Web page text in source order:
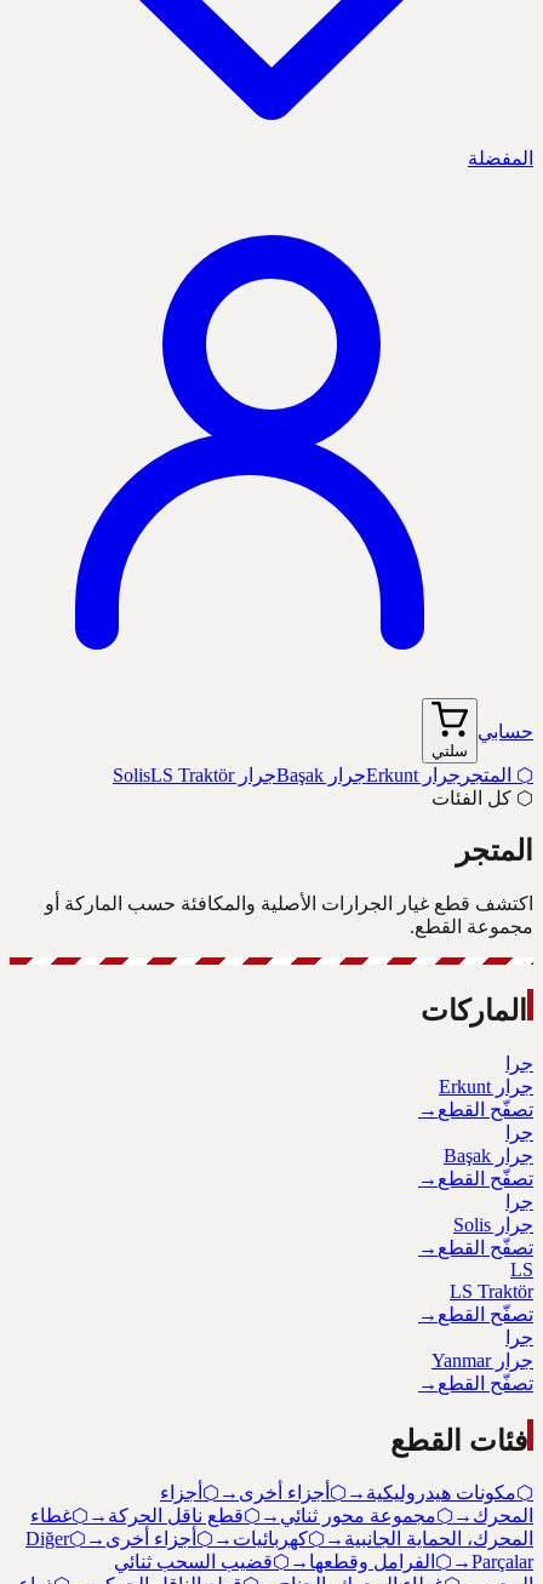
المفضلة
حسابي
سلتي
⬡ المتجر جرار Erkunt جرار Başak جرار SolisLS Traktör
⬡ كل الفئات
المتجر
اكتشف قطع غيار الجرارات الأصلية والمكافئة حسب الماركة أو
مجموعة القطع.
الماركات
جرا
جرار Erkunt
تصفّح القطع →
جرا
جرار Başak
تصفّح القطع →
جرا
جرار Solis
تصفّح القطع →
LS
LS Traktör
تصفّح القطع →
جرا
جرار Yanmar
تصفّح القطع →
فئات القطع
⬡مكونات هيدروليكية →
⬡ أجزاء أخرى →
⬡ أجزاء
المحرك →
⬡مجموعة محور ثنائي →
⬡قطع ناقل الحركة →
⬡غطاء
المحرك، الحماية الجانبية →
⬡كهربائيات →
⬡ أجزاء أخرى →
⬡
Diğer
Parçalar
→
⬡ الفرامل وقطعها →
⬡قضيب السحب ثنائي